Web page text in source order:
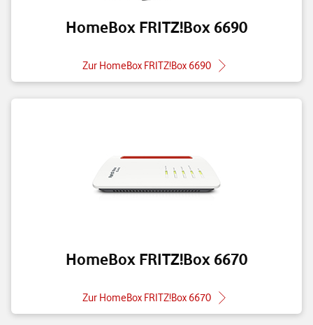
HomeBox FRITZ!Box 6690
Zur HomeBox FRITZ!Box 6690
HomeBox FRITZ!Box 6670
Zur HomeBox FRITZ!Box 6670